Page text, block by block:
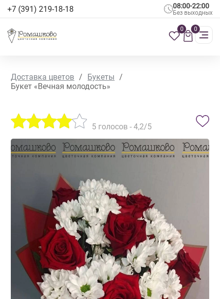
+7 (391) 219-18-18 08:00-22:00
Без выходных
0 0
Доставка цветов / Букеты
/
Букет «Вечная молодость»
5 голосов -4,2/5
ХИТ ПРОДАЖ